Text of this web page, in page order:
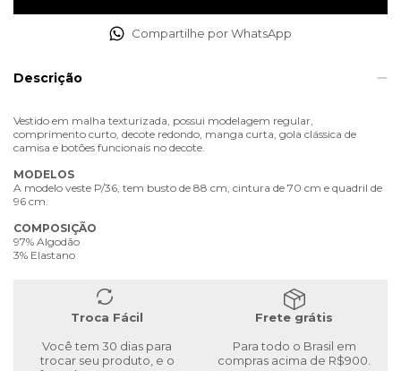
Compartilhe por WhatsApp
Descrição
Vestido em malha texturizada, possui modelagem regular,
comprimento curto, decote redondo, manga curta, gola clássica de
camisa e botões funcionais no decote.
MODELOS
A modelo veste P/36, tem busto de 88 cm, cintura de 70 cm e quadril de
96 cm.
COMPOSIÇÃO
97% Algodão
3% Elastano
Troca Fácil
Você tem 30 dias para
trocar seu produto, e o
Frete grátis
Para todo o Brasil em
compras acima de R$900.